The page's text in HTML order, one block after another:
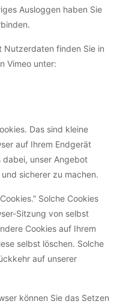
Ausloggen haben Sie
Nutzerdaten finden Sie in
Vimeo unter:
Das sind kleine
auf Ihrem Endgerät
dabei, unser Angebot
sicherer zu machen.
Solche Cookies
Sitzung von selbst
Cookies auf Ihrem
selbst löschen. Solche
auf unserer
können Sie das Setzen